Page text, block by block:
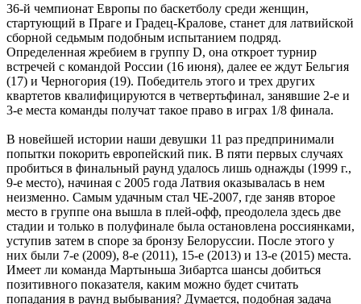
36-й чемпионат Европы по баскетболу среди женщин,
стартующий в Праге и Градец-Кралове, станет для латвийской
сборной седьмым подобным испытанием подряд.
Определенная жребием в группу D, она откроет турнир
встречей с командой России (16 июня), далее ее ждут Бельгия
(17) и Черногория (19). Победитель этого и трех других
квартетов квалифицируются в четвертьфинал, занявшие 2-е и
3-е места команды получат такое право в играх 1/8 финала.
В новейшей истории наши девушки 11 раз предпринимали
попытки покорить европейский пик. В пяти первых случаях
пробиться в финальный раунд удалось лишь однажды (1999 г.,
9-е место), начиная с 2005 года Латвия оказывалась в нем
неизменно. Самым удачным стал ЧЕ-2007, где заняв второе
место в группе она вышла в плей-офф, преодолела здесь две
стадии и только в полуфинале была остановлена россиянками,
уступив затем в споре за бронзу Белоруссии. После этого у
них были 7-е (2009), 8-е (2011), 15-е (2013) и 13-е (2015) места.
Имеет ли команда Мартыньша Зибартса шансы добиться
позитивного показателя, каким можно будет считать
попадания в раунд выбывания? Думается, подобная задача